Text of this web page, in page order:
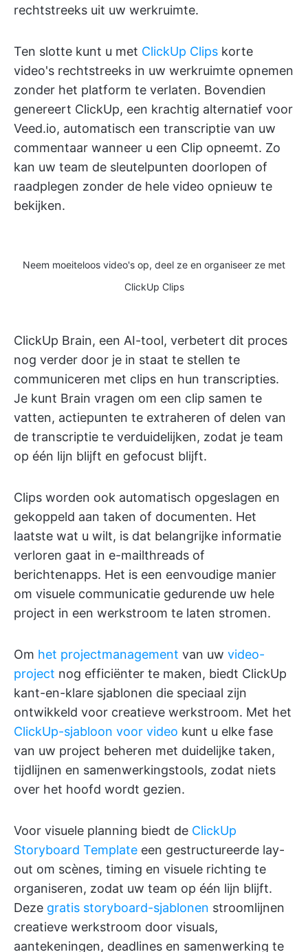
rechtstreeks uit uw werkruimte.
Ten slotte kunt u met ClickUp Clips korte
video's rechtstreeks in uw werkruimte opnemen
zonder het platform te verlaten. Bovendien
genereert ClickUp, een krachtig alternatief voor
Veed.io, automatisch een transcriptie van uw
commentaar wanneer u een Clip opneemt. Zo
kan uw team de sleutelpunten doorlopen of
raadplegen zonder de hele video opnieuw te
bekijken.
Neem moeiteloos video's op, deel ze en organiseer ze met
ClickUp Clips
ClickUp Brain, een AI-tool, verbetert dit proces
nog verder door je in staat te stellen te
communiceren met clips en hun transcripties.
Je kunt Brain vragen om een clip samen te
vatten, actiepunten te extraheren of delen van
de transcriptie te verduidelijken, zodat je team
op één lijn blijft en gefocust blijft.
Clips worden ook automatisch opgeslagen en
gekoppeld aan taken of documenten. Het
laatste wat u wilt, is dat belangrijke informatie
verloren gaat in e-mailthreads of
berichtenapps. Het is een eenvoudige manier
om visuele communicatie gedurende uw hele
project in een werkstroom te laten stromen.
Om het projectmanagement van uw video-
project nog efficiënter te maken, biedt ClickUp
kant-en-klare sjablonen die speciaal zijn
ontwikkeld voor creatieve werkstroom. Met het
ClickUp-sjabloon voor video kunt u elke fase
van uw project beheren met duidelijke taken,
tijdlijnen en samenwerkingstools, zodat niets
over het hoofd wordt gezien.
Voor visuele planning biedt de ClickUp
Storyboard Template een gestructureerde lay-
out om scènes, timing en visuele richting te
organiseren, zodat uw team op één lijn blijft.
Deze gratis storyboard-sjablonen stroomlijnen
creatieve werkstroom door visuals,
aantekeningen, deadlines en samenwerking te